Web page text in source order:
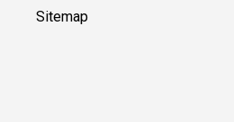
Sitemap